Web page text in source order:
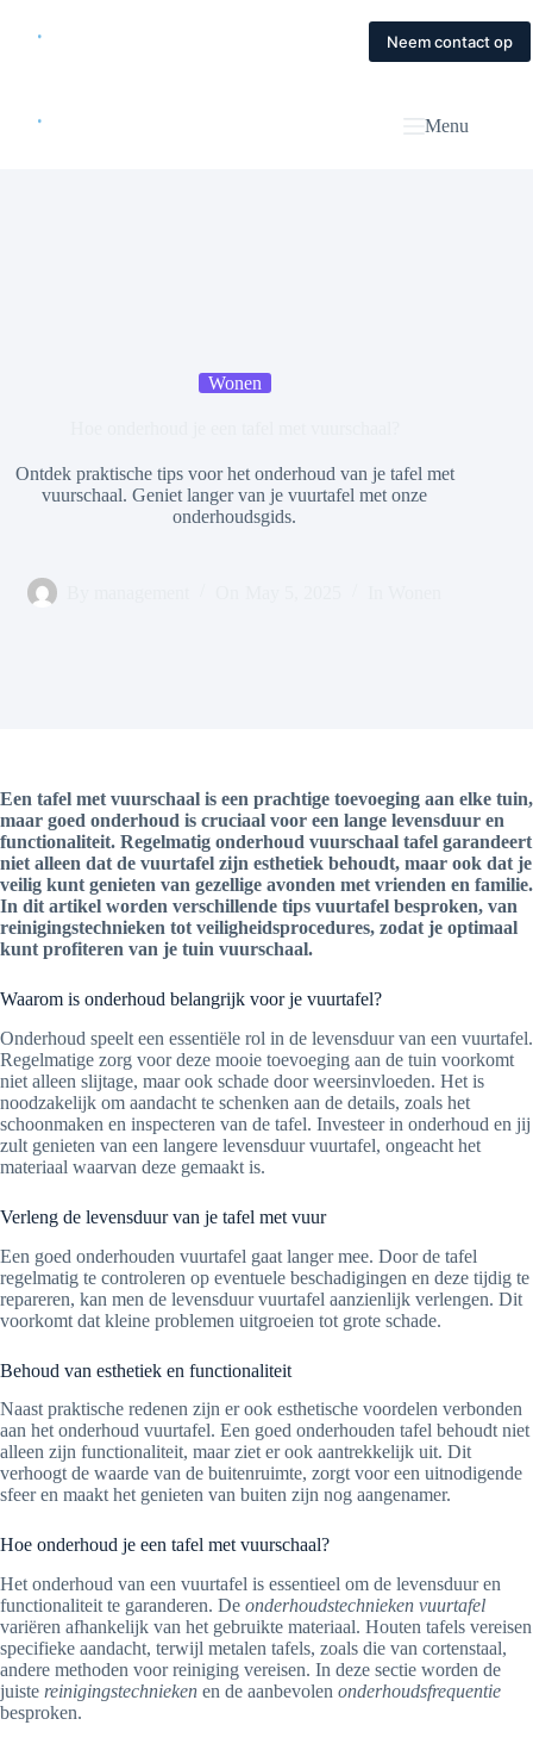
Contact
Neem contact op
Menu
Wonen
Ontdek praktische tips voor het onderhoud van je tafel met
vuurschaal. Geniet langer van je vuurtafel met onze
onderhoudsgids.
Een tafel met vuurschaal is een prachtige toevoeging aan elke tuin,
maar goed onderhoud is cruciaal voor een lange levensduur en
functionaliteit. Regelmatig onderhoud vuurschaal tafel garandeert
niet alleen dat de vuurtafel zijn esthetiek behoudt, maar ook dat je
veilig kunt genieten van gezellige avonden met vrienden en familie.
In dit artikel worden verschillende tips vuurtafel besproken, van
reinigingstechnieken tot veiligheidsprocedures, zodat je optimaal
kunt profiteren van je tuin vuurschaal.
Waarom is onderhoud belangrijk voor je vuurtafel?
Onderhoud speelt een essentiële rol in de levensduur van een vuurtafel.
Regelmatige zorg voor deze mooie toevoeging aan de tuin voorkomt
niet alleen slijtage, maar ook schade door weersinvloeden. Het is
noodzakelijk om aandacht te schenken aan de details, zoals het
schoonmaken en inspecteren van de tafel. Investeer in onderhoud en jij
zult genieten van een langere levensduur vuurtafel, ongeacht het
materiaal waarvan deze gemaakt is.
Verleng de levensduur van je tafel met vuur
Een goed onderhouden vuurtafel gaat langer mee. Door de tafel
regelmatig te controleren op eventuele beschadigingen en deze tijdig te
repareren, kan men de levensduur vuurtafel aanzienlijk verlengen. Dit
voorkomt dat kleine problemen uitgroeien tot grote schade.
Behoud van esthetiek en functionaliteit
Naast praktische redenen zijn er ook esthetische voordelen verbonden
aan het onderhoud vuurtafel. Een goed onderhouden tafel behoudt niet
alleen zijn functionaliteit, maar ziet er ook aantrekkelijk uit. Dit
verhoogt de waarde van de buitenruimte, zorgt voor een uitnodigende
sfeer en maakt het genieten van buiten zijn nog aangenamer.
Hoe onderhoud je een tafel met vuurschaal?
Het onderhoud van een vuurtafel is essentieel om de levensduur en
functionaliteit te garanderen. De onderhoudstechnieken vuurtafel
variëren afhankelijk van het gebruikte materiaal. Houten tafels vereisen
specifieke aandacht, terwijl metalen tafels, zoals die van cortenstaal,
andere methoden voor reiniging vereisen. In deze sectie worden de
juiste reinigingstechnieken en de aanbevolen onderhoudsfrequentie
besproken.